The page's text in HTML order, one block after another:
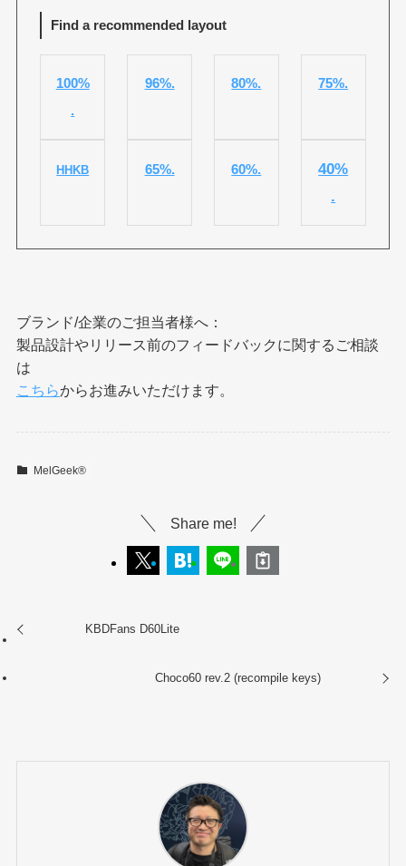
Find a recommended layout
100%
.
96%. 80%. 75%.
HHKB 65%. 60%.
40%
.
ブランド/企業のご担当者様へ：
製品設計やリリース前のフィードバックに関するご相談
は
こちらからお進みいただけます。
MelGeek®︎
Share me!
KBDFans D60Lite
Choco60 rev.2 (recompile keys)